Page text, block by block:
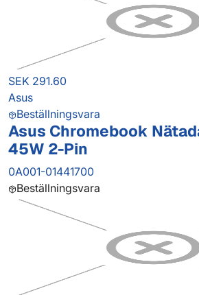
SEK 291.60
Asus
Beställningsvara
Asus Chromebook
45W 2-Pin
0A001-01441700
Beställningsvara